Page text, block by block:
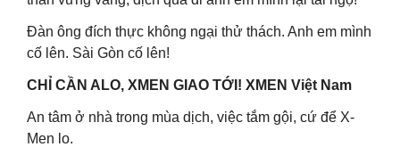
Đàn ông đích thực không ngại thử thách. Anh em mình
cố lên. Sài Gòn cố lên!
CHỈ CẦN ALO, XMEN GIAO TỚI! XMEN Việt Nam
An tâm ở nhà trong mùa dịch, việc tắm gội, cứ để X-
Men lo.